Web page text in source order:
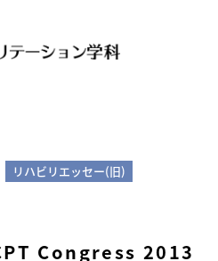
リハビリエッセー(旧)
Congress 2013